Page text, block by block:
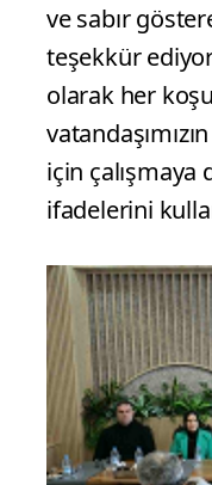
ve sabır
teşekkür
olarak her
için çalışmaya
ifadelerini